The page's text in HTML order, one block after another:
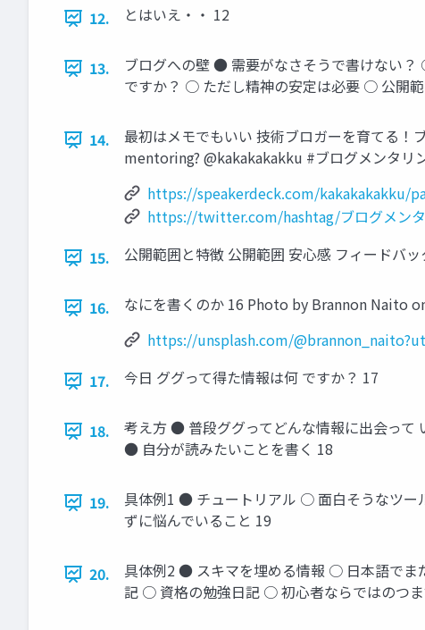
12. とはいえ・・ 12
13.
ブログへの壁 ● 需要がなさそうで書けない
ですか？ ○ ただし精神の安定は必要 ○ 公開
14.
最初はメモでもいい 技術ブロガーを育てる
mentoring? @kakakakakku #ブログメンタリ
https://speakerdeck.com/kakakakakku/
https://twitter.com/hashtag/ブログメン
15.
公開範囲と特徴 公開範囲 安心感 フィード
16.
なにを書くのか 16 Photo by Brannon Naito
https://unsplash.com/
17.
今日 ググって得た情報は何 ですか？ 17
18.
考え方 ● 普段ググってどんな情報に出会っ
● 自分が読みたいことを書く 18
19.
具体例1 ● チュートリアル ○ 面白そうなツ
ずに悩んでいること 19
20.
具体例2 ● スキマを埋める情報 ○ 日本語で
記 ○ 資格の勉強日記 ○ 初心者ならではのつ